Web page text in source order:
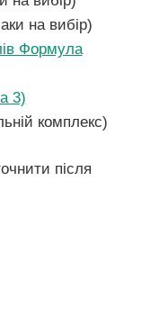
на вибір)
Формула
3)
комплекс)
після